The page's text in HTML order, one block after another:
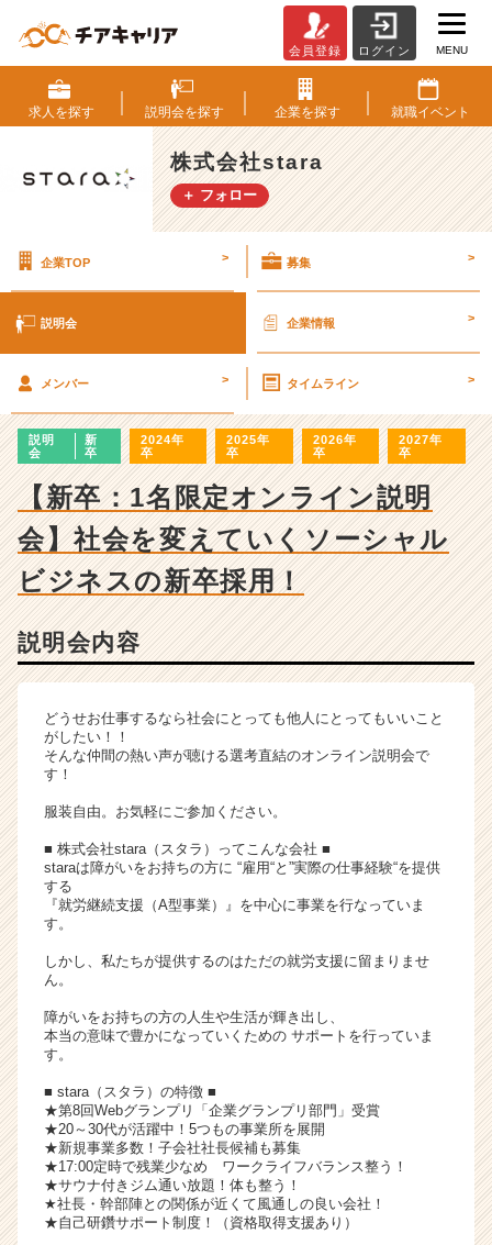
式
会
社
s
t
a
説
詳
ベ
ャ
成
長
企
ら
ス
ウ
ト
く
就
活
イ
チ
ャ
（C
h
e
e
r
C
会員登録 ログイン MENU
求人を探す 説明会を探す 企業を探す 就職イベント
株式会社stara
＋ フォロー
企業TOP > 募集 >
説明会 企業情報 >
メンバー > タイムライン >
説明
会
新
卒
2024年
卒
2025年
卒
2026年
卒
2027年
卒
【新卒：1名限定オンライン説明
会】社会を変えていくソーシャル
ビジネスの新卒採用！
説明会内容
どうせお仕事するなら社会にとっても他人にとってもいいこと
がしたい！！
そんな仲間の熱い声が聴ける選考直結のオンライン説明会で
す！
服装自由。お気軽にご参加ください。
■ 株式会社stara（スタラ）ってこんな会社 ■
staraは障がいをお持ちの方に “雇用“と”実際の仕事経験“を提供
する
『就労継続支援（A型事業）』を中心に事業を行なっていま
す。
しかし、私たちが提供するのはただの就労支援に留まりませ
ん。
障がいをお持ちの方の人生や生活が輝き出し、
本当の意味で豊かになっていくための サポートを行っていま
す。
■ stara（スタラ）の特徴 ■
★第8回Webグランプリ「企業グランプリ部門」受賞
★20～30代が活躍中！5つもの事業所を展開
★新規事業多数！子会社社長候補も募集
★17:00定時で残業少なめ ワークライフバランス整う！
★サウナ付きジム通い放題！体も整う！
★社長・幹部陣との関係が近くて風通しの良い会社！
★自己研鑽サポート制度！（資格取得支援あり）